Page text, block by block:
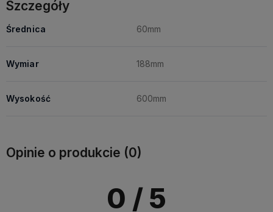
Szczegóły
Średnica 60mm
Wymiar 188mm
Wysokość 600mm
Opinie o produkcie (0)
0 / 5